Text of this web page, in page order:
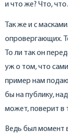
и что же? Что,
Так же и с
опровергающих.
То ли так он
уж о том, что
пример нам
бы на публику,
может, поверит в
Ведь был момент